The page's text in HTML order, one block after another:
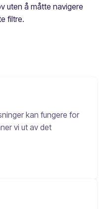
uten å måtte navigere
filtre.
kan fungere for
vi ut av det